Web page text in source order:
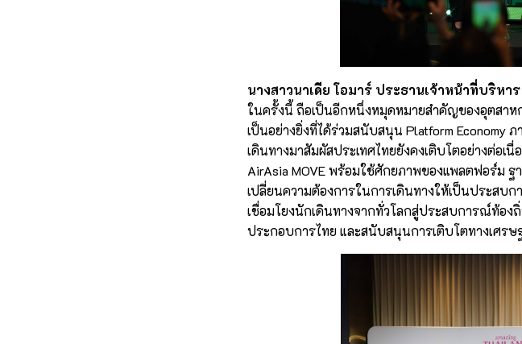
นางสาวนาเดีย โอมาร์ ประธานเจ้าหน้าที่บริหาร
ในครั้งนี้ ถือเป็นอีกหนึ่งหมุดหมายสำคัญของอุตสาห
เป็นอย่างยิ่งที่ได้ร่วมสนับสนุน Platform Economy
เดินทางมาสัมผัสประเทศไทยยังคงเติบโตอย่างต่อเ
AirAsia MOVE พร้อมใช้ศักยภาพของแพลตฟอร์ม
เปลี่ยนความต้องการในการเดินทางให้เป็นประสบก
เชื่อมโยงนักเดินทางจากทั่วโลกสู่ประสบการณ์ท้อง
ประกอบการไทย และสนับสนุนการเติบโตทางเศรษ